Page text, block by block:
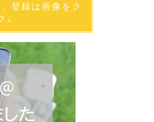
登録は画像をク
↓